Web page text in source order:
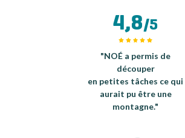
4,8/5
"NOÉ a permis de
découper
en petites tâches ce qui
aurait pu être une
montagne."